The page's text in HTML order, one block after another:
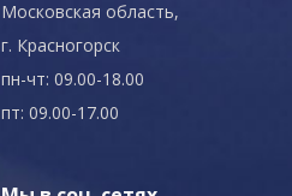
Московская область,
г. Красногорск
пн-чт: 09.00-18.00
пт: 09.00-17.00